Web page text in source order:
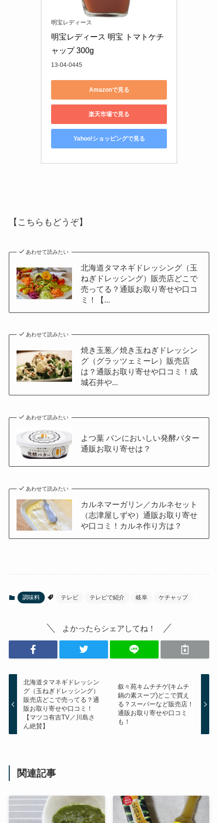
明宝レディース
明宝レディース 明宝 トマトケチ
ャップ 300g
13‐04‐0445
Amazonで見る
楽天市場で見る
Yahoo!ショッピングで見る
【こちらもどうぞ】
あわせて読みたい
北海道タマネギドレッシング（玉
ねぎドレッシング）販売店どこで
売ってる？通販お取り寄せや口コ
ミ！【...
あわせて読みたい
焼き玉葱／焼き玉ねぎドレッシン
グ（グラッツェミーレ）販売店
は？通販お取り寄せや口コミ！成
城石井や...
あわせて読みたい
よつ葉 パンにおいしい発酵バター
通販お取り寄せは？
あわせて読みたい
カルネマーガリン／カルネセット
（志津屋しずや）通販お取り寄せ
や口コミ！カルネ作り方は？
調味料 テレビ テレビで紹介 岐阜 ケチャップ
よかったらシェアしてね！
北海道タマネギドレッシン
グ（玉ねぎドレッシング）
販売店どこで売ってる？通
販お取り寄せや口コミ！
【マツコ有吉TV／川島さ
ん絶賛】
叙々苑キムチチゲ(キムチ
鍋の素スープ)どこで買え
る？スーパーなど販売店！
通販お取り寄せや口コミ
も！
関連記事